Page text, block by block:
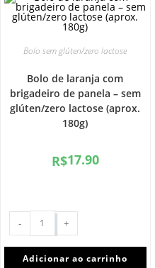
Bolo sem glúten/zero lactose
Bolo de laranja com
brigadeiro de panela – sem
glúten/zero lactose (aprox.
180g)
R$17.90
- +
Adicionar ao carrinho